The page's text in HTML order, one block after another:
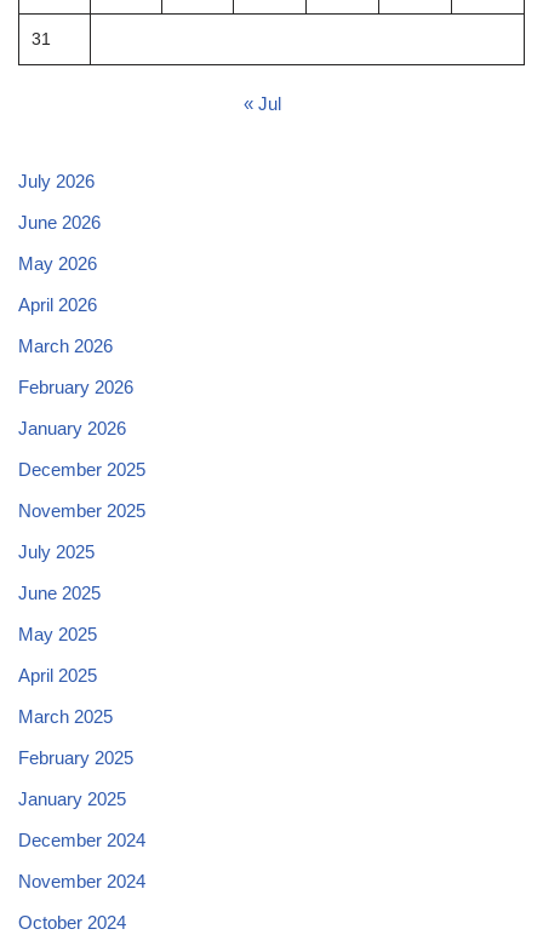
31
« Jul
July 2026
June 2026
May 2026
April 2026
March 2026
February 2026
January 2026
December 2025
November 2025
July 2025
June 2025
May 2025
April 2025
March 2025
February 2025
January 2025
December 2024
November 2024
October 2024